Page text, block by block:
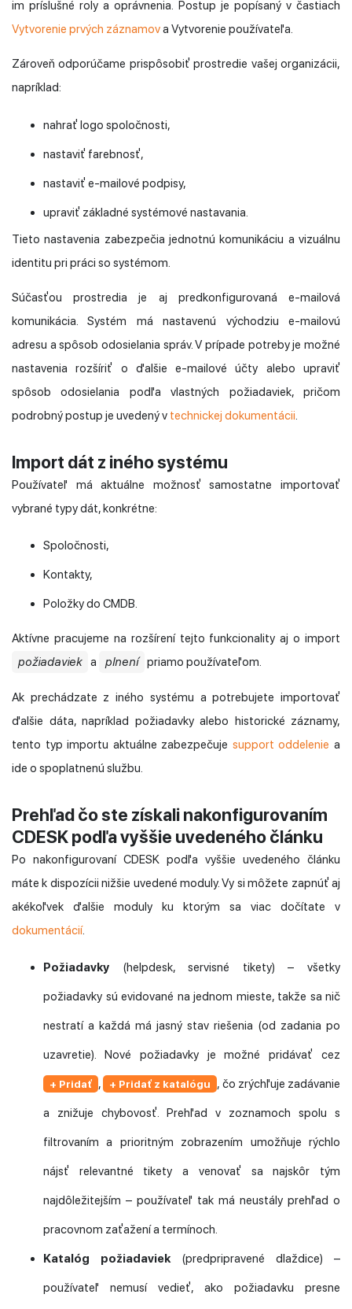
im príslušné roly a oprávnenia. Postup je popísaný v častiach
Vytvorenie prvých záznamova Vytvorenie používateľa.
Zároveň odporúčame prispôsobiť prostredie vašej organizácii,
napríklad:
nahrať logo spoločnosti,
nastaviť farebnosť,
nastaviť e-mailové podpisy,
upraviť základné systémové nastavania.
Tieto nastavenia zabezpečia jednotnú komunikáciu a vizuálnu
identitu pri práci so systémom.
Súčasťou prostredia je aj predkonfigurovaná e-mailová
komunikácia. Systém má nastavenú východziu e-mailovú
adresu a spôsob odosielania správ. V prípade potreby je možné
nastavenia rozšíriť o ďalšie e-mailové účty alebo upraviť
spôsob odosielania podľa vlastných požiadaviek, pričom
podrobný postup je uvedený v technickej dokumentácii.
Import dát z iného systému
Používateľ má aktuálne možnosť samostatne importovať
vybrané typy dát, konkrétne:
Spoločnosti,
Kontakty,
Položky do CMDB.
Aktívne pracujeme na rozšírení tejto funkcionality aj o import
požiadaviek
a plnení priamo používateľom.
Ak prechádzate z iného systému a potrebujete importovať
ďalšie dáta, napríklad požiadavky alebo historické záznamy,
tento typ importu aktuálne zabezpečuje support oddelenie a
ide o spoplatnenú službu.
Prehľad čo ste získali nakonfigurovaním
CDESK podľa vyššie uvedeného článku
Po nakonfigurovaní CDESK podľa vyššie uvedeného článku
máte k dispozícii nižšie uvedené moduly. Vy si môžete zapnúť aj
akékoľvek ďalšie moduly ku ktorým sa viac dočítate v
dokumentácií.
Požiadavky (helpdesk, servisné tikety) – všetky
požiadavky sú evidované na jednom mieste, takže sa nič
nestratí a každá má jasný stav riešenia (od zadania po
uzavretie). Nové požiadavky je možné pridávať cez
+ Pridať , + Pridať z katalógu , čo zrýchľuje zadávanie
a znižuje chybovosť. Prehľad v zoznamoch spolu s
filtrovaním a prioritným zobrazením umožňuje rýchlo
nájsť relevantné tikety a venovať sa najskôr tým
najdôležitejším – používateľ tak má neustály prehľad o
pracovnom zaťažení a termínoch.
Katalóg požiadaviek(predpripravené dlaždice) –
používateľ nemusí vedieť, ako požiadavku presne